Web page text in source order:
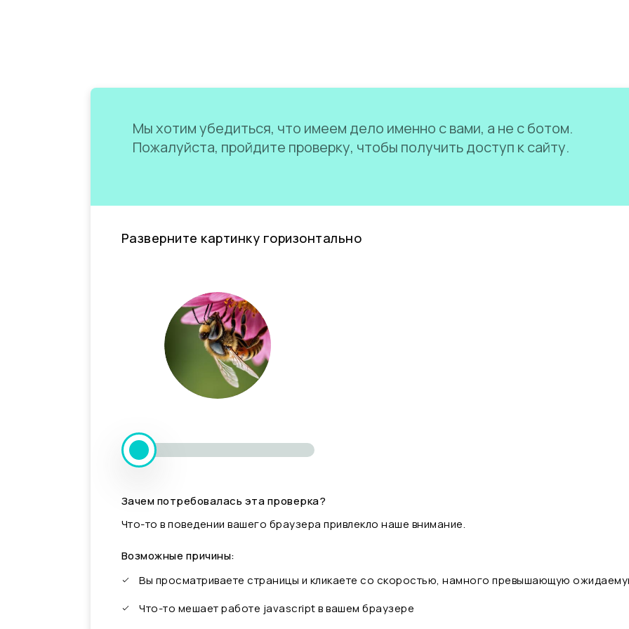
Мы хотим убедиться, что имеем дело именно с вами, а не с ботом.
Пожалуйста, пройдите проверку, чтобы получить доступ к сайту.
Разверните картинку горизонтально
Зачем потребовалась эта проверка?
Что-то в поведении вашего браузера привлекло наше внимание.
Возможные причины:
Вы просматриваете страницы и кликаете со скоростью, намного превышающую
Что-то мешает работе javascript в вашем браузере